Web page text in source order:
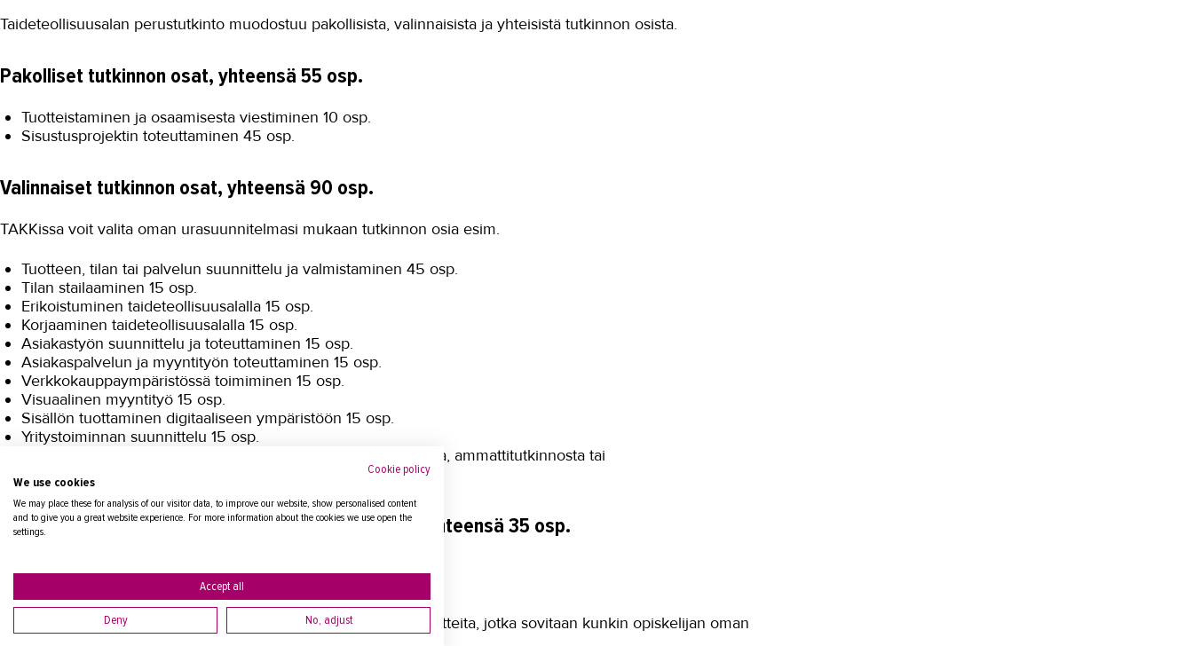
Taideteollisuusalan perustutkinto muodostuu pakollisista, valinnaisista ja yhteisistä tutkinnon osista.
Pakolliset tutkinnon osat, yhteensä 55 osp.
Tuotteistaminen ja osaamisesta viestiminen 10 osp.
Sisustusprojektin toteuttaminen 45 osp.
Valinnaiset tutkinnon osat, yhteensä 90 osp.
TAKKissa voit valita oman urasuunnitelmasi mukaan tutkinnon osia esim.
Tuotteen, tilan tai palvelun suunnittelu ja valmistaminen 45 osp.
Tilan stailaaminen 15 osp.
Erikoistuminen taideteollisuusalalla 15 osp.
Korjaaminen taideteollisuusalalla 15 osp.
Asiakastyön suunnittelu ja toteuttaminen 15 osp.
Asiakaspalvelun ja myyntityön toteuttaminen 15 osp.
Verkkokauppaympäristössä toimiminen 15 osp.
Visuaalinen myyntityö 15 osp.
Sisällön tuottaminen digitaaliseen ympäristöön 15 osp.
Yritystoiminnan suunnittelu 15 osp.
Tutkinnon osa tai osia toisesta ammatillisesta perustutkinnosta, ammattitutkinnosta tai
erikoisammattitutkinnosta 5-15 osp.
Lisäksi suoritetaan yhteiset tutkinnon osat (YTOt), yhteensä 35 osp.
Matemaattis-luonnontieteellinen osaaminen ja
Yhteiskunta ja työelämäosaaminen
Lisäksi YTO-opintoihin kuuluu 9 osp. valinnaisia osaamistavoitteita, jotka sovitaan kunkin opiskelijan oman
Cookie policy
We use cookies
We may place these for analysis of our visitor data, to improve our website, show personalised content
and to give you a great website experience. For more information about the cookies we use open the
settings.
Accept all
Deny No, adjust